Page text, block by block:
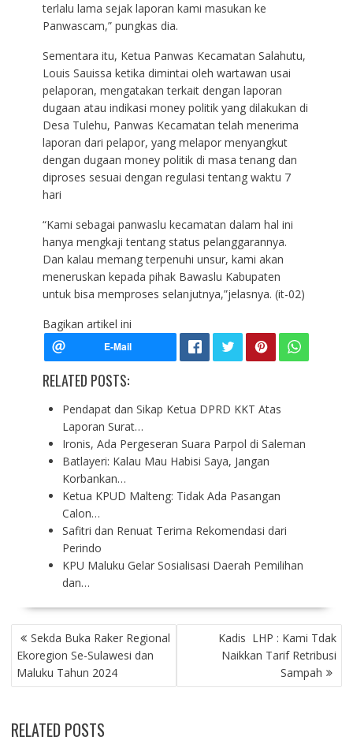
terlalu lama sejak laporan kami masukan ke
Panwascam,” pungkas dia.
Sementara itu, Ketua Panwas Kecamatan Salahutu,
Louis Sauissa ketika dimintai oleh wartawan usai
pelaporan, mengatakan terkait dengan laporan
dugaan atau indikasi money politik yang dilakukan di
Desa Tulehu, Panwas Kecamatan telah menerima
laporan dari pelapor, yang melapor menyangkut
dengan dugaan money politik di masa tenang dan
diproses sesuai dengan regulasi tentang waktu 7
hari
“Kami sebagai panwaslu kecamatan dalam hal ini
hanya mengkaji tentang status pelanggarannya.
Dan kalau memang terpenuhi unsur, kami akan
meneruskan kepada pihak Bawaslu Kabupaten
untuk bisa memproses selanjutnya,”jelasnya. (it-02)
Bagikan artikel ini
RELATED POSTS:
Pendapat dan Sikap Ketua DPRD KKT Atas
Laporan Surat…
Ironis, Ada Pergeseran Suara Parpol di Saleman
Batlayeri: Kalau Mau Habisi Saya, Jangan
Korbankan…
Ketua KPUD Malteng: Tidak Ada Pasangan
Calon…
Safitri dan Renuat Terima Rekomendasi dari
Perindo
KPU Maluku Gelar Sosialisasi Daerah Pemilihan
dan…
P
O
S
T
A
Sekda Buka Raker Regional
Ekoregion Se-Sulawesi dan
Maluku Tahun 2024
Kadis LHP : Kami Tdak
Naikkan Tarif Retribusi
Sampah
RELATED POSTS